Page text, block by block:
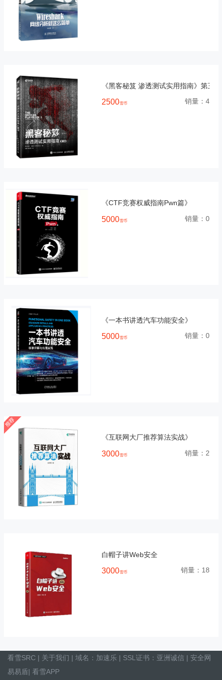
《黑客秘笈 渗透测试实用指南》第三版
2500雪币 销量： 4
《CTF竞赛权威指南Pwn篇》
5000雪币 销量： 0
《一本书讲透汽车功能安全》
5000雪币 销量： 0
《互联网大厂推荐算法实战》
3000雪币 销量： 2
白帽子讲Web安全
3000雪币 销量： 18
看雪SRC | 关于我们 | 域名： 加速乐 | SSL证书： 亚洲诚信 | 安全网
易易盾| 看雪APP